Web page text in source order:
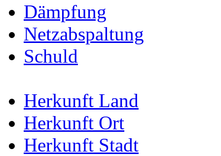
Dämpfung
Netzabspaltung
Schuld
Herkunft Land
Herkunft Ort
Herkunft Stadt